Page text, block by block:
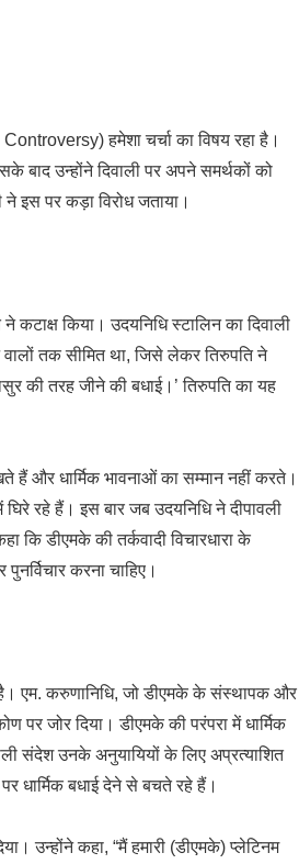
हमेशा चर्चा का विषय रहा है।
बाद उन्होंने दिवाली पर अपने समर्थकों को
इस पर कड़ा विरोध जताया।
किया। उदयनिधि स्टालिन का दिवाली
तक सीमित था, जिसे लेकर तिरुपति ने
की तरह जीने की बधाई।’ तिरुपति का यह
हैं और धार्मिक भावनाओं का सम्मान नहीं करते।
रहे हैं। इस बार जब उदयनिधि ने दीपावली
कि डीएमके की तर्कवादी विचारधारा के
करना चाहिए।
है। एम. करुणानिधि, जो डीएमके के संस्थापक और
पर जोर दिया। डीएमके की परंपरा में धार्मिक
संदेश उनके अनुयायियों के लिए अप्रत्याशित
धार्मिक बधाई देने से बचते रहे हैं।
उन्होंने कहा, “मैं हमारी (डीएमके) प्लेटिनम